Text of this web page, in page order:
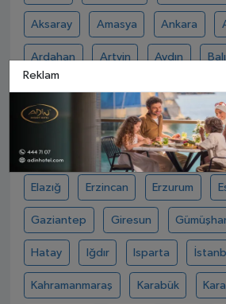
Aksaray Amasya Ankara
Ardahan Artvin Aydın
Batman Bayburt Bilecik
Bolu Burdur Bursa
Çorum Denizli Diyarbakır
Elazığ Erzincan Erzurum
Gaziantep Giresun
Hatay Iğdır Isparta
Kahramanmaraş Karabük
Reklam